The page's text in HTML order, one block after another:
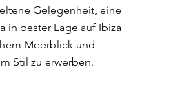
Gelegenheit, eine
in bester Lage auf Ibiza
Meerblick und
Stil zu erwerben.